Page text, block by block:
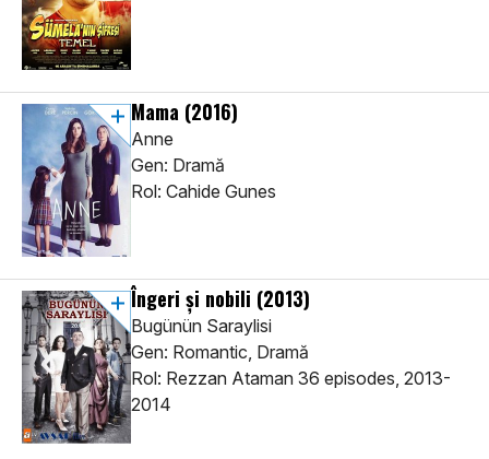
Mama (2016)
Anne
Gen: Dramă
Rol: Cahide Gunes
Îngeri și nobili (2013)
Bugünün Saraylisi
Gen: Romantic, Dramă
Rol: Rezzan Ataman 36 episodes, 2013-
2014